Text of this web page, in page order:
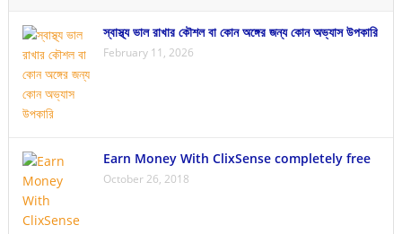
স্বাস্থ্য ভাল রাখার কৌশল বা কোন অঙ্গের জন্য কোন অভ্যাস উপকারি
February 11, 2026
Earn Money With ClixSense completely free
October 26, 2018